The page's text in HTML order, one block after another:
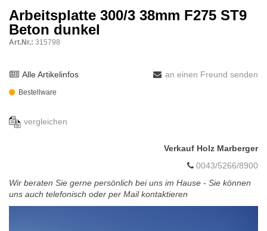
Arbeitsplatte 300/3 38mm F275 ST9
Beton dunkel
Art.Nr.: 315798
Alle Artikelinfos an einen Freund senden
Bestellware
vergleichen
Verkauf Holz Marberger
0043/5266/8900
Wir beraten Sie gerne persönlich bei uns im Hause - Sie können
uns auch telefonisch oder per Mail kontaktieren